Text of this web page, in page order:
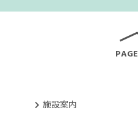
施設案内